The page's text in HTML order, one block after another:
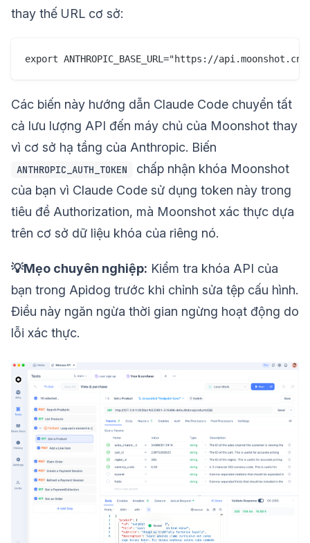
thay thế URL cơ sở:
Các biến này hướng dẫn Claude Code chuyển tất
cả lưu lượng API đến máy chủ của Moonshot thay
vì cơ sở hạ tầng của Anthropic. Biến
ANTHROPIC_AUTH_TOKEN
chấp nhận khóa Moonshot
của bạn vì Claude Code sử dụng token này trong
tiêu đề Authorization, mà Moonshot xác thực dựa
trên cơ sở dữ liệu khóa của riêng nó.
💡Mẹo chuyên nghiệp: Kiểm tra khóa API của
bạn trong Apidog trước khi chỉnh sửa tệp cấu hình.
Điều này ngăn ngừa thời gian ngừng hoạt động do
lỗi xác thực.